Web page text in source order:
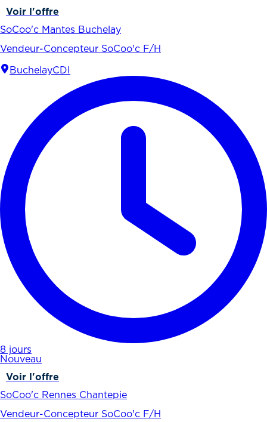
Voir l'offre
SoCoo'c Mantes Buchelay
Vendeur-Concepteur SoCoo'c F/H
BuchelayCDI
8 jours
Nouveau
Voir l'offre
SoCoo'c Rennes Chantepie
Vendeur-Concepteur SoCoo'c F/H